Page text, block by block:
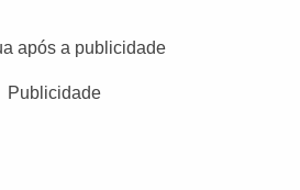
após a publicidade
Publicidade